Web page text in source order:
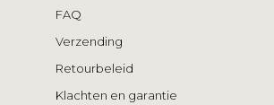
FAQ
Verzending
Retourbeleid
Klachten en garantie